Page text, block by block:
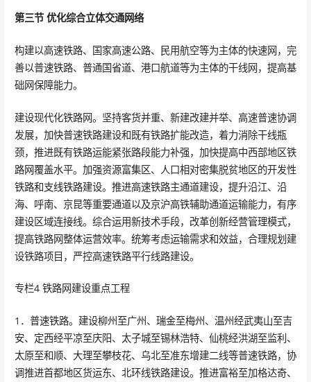
第三节 优化综合立体交通网络
构建以高速铁路、国家高速公路、民用航空等为主体的快速网，完
善以普速铁路、普通国省道、港口航道等为主体的干线网，提高基
础网保障能力。
建设现代化铁路网。坚持客货并重、新建改建并举、高速普速协调
发展，加快普速铁路建设和既有铁路扩能改造，着力消除干线瓶
颈，推进既有铁路运能紧张路段能力补强，加快提高中西部地区铁
路网覆盖水平。加强资源富集区、人口相对密集脱贫地区的开发性
铁路和支线铁路建设。推进高速铁路主通道建设，提升沿江、沿
海、呼南、京昆等重要通道以及京沪高铁辅助通道运输能力，有序
建设区域连接线。综合运用新技术手段，改革创新经营管理模式，
提高铁路网整体运营效率。统筹考虑运输需求和效益，合理规划建
设铁路项目，严控高速铁路平行线路建设。
专栏4 铁路网建设重点工程
1．普速铁路。建设柳州至广州、瑞金至梅州、温州经武夷山至吉
安、定西经平凉至庆阳、太子城至锡林浩特、仙桃经洪湖至监利、
太原至和顺、大理至攀枝花、乌北至准东增建二线等普速铁路，协
调推进首都地区货运东、北环线铁路建设。推进富裕至加格达奇、